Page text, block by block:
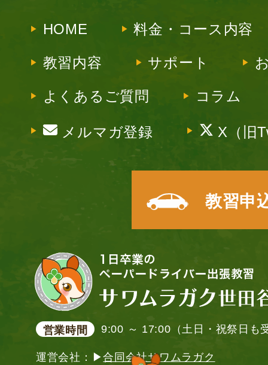
HOME 料金・コース内容
教習内容 サポート
よくあるご質問 コラム
メルマガ登録 X（旧
教習申
営業時間 9:00 ～ 17:00（土日・祝祭日も
運営会社：▶合同会社サワムラガク